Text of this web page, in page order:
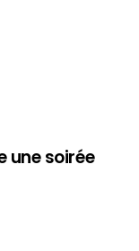
une soirée